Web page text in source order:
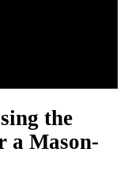
the
Mason-